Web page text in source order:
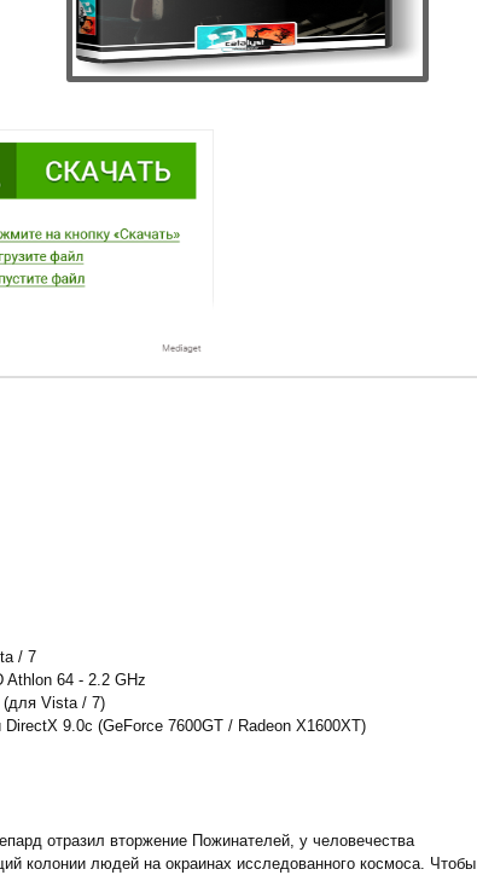
/ 7
64 - 2.2 GHz
(для Vista / 7)
9.0c (GeForce 7600GT / Radeon X1600XT)
отразил вторжение Пожинателей, у человечества
колонии людей на окраинах исследованного космоса. Чтобы